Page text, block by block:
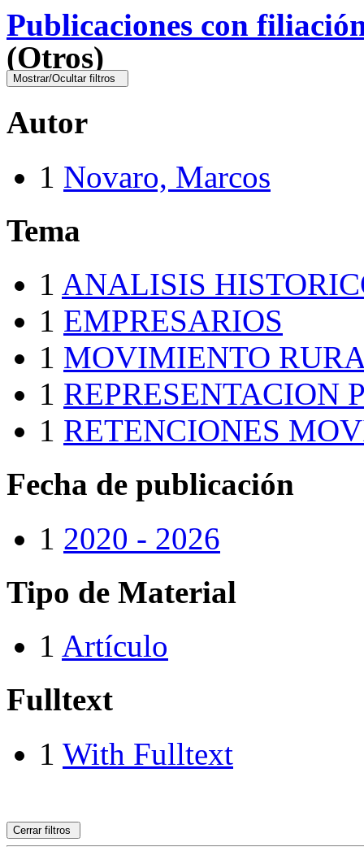
Publicaciones con
(Otros)
Autor
1 Novaro, Marcos
Tema
1 ANALISIS
1 EMPRESARIOS
1 MOVIMIENTO
1 REPRESENTACION
1 RETENCIONES
Fecha de publicación
1 2020 - 2026
Tipo de Material
1 Artículo
Fulltext
1 With Fulltext
Cerrar filtros